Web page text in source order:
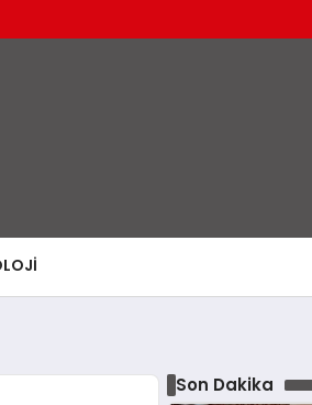
Son Dakika